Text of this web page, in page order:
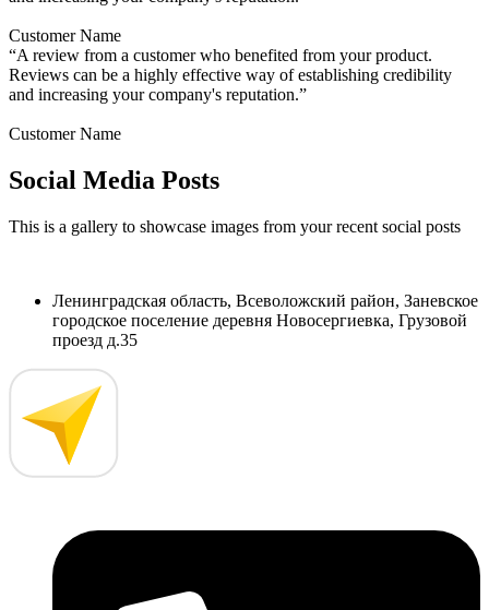
Customer Name
“A review from a customer who benefited from your product.
Reviews can be a highly effective way of establishing credibility
and increasing your company's reputation.”
Customer Name
Social Media Posts
This is a gallery to showcase images from your recent social posts
Ленинградская область, Всеволожский район, Заневское
городское поселение деревня Новосергиевка, Грузовой
проезд д.35